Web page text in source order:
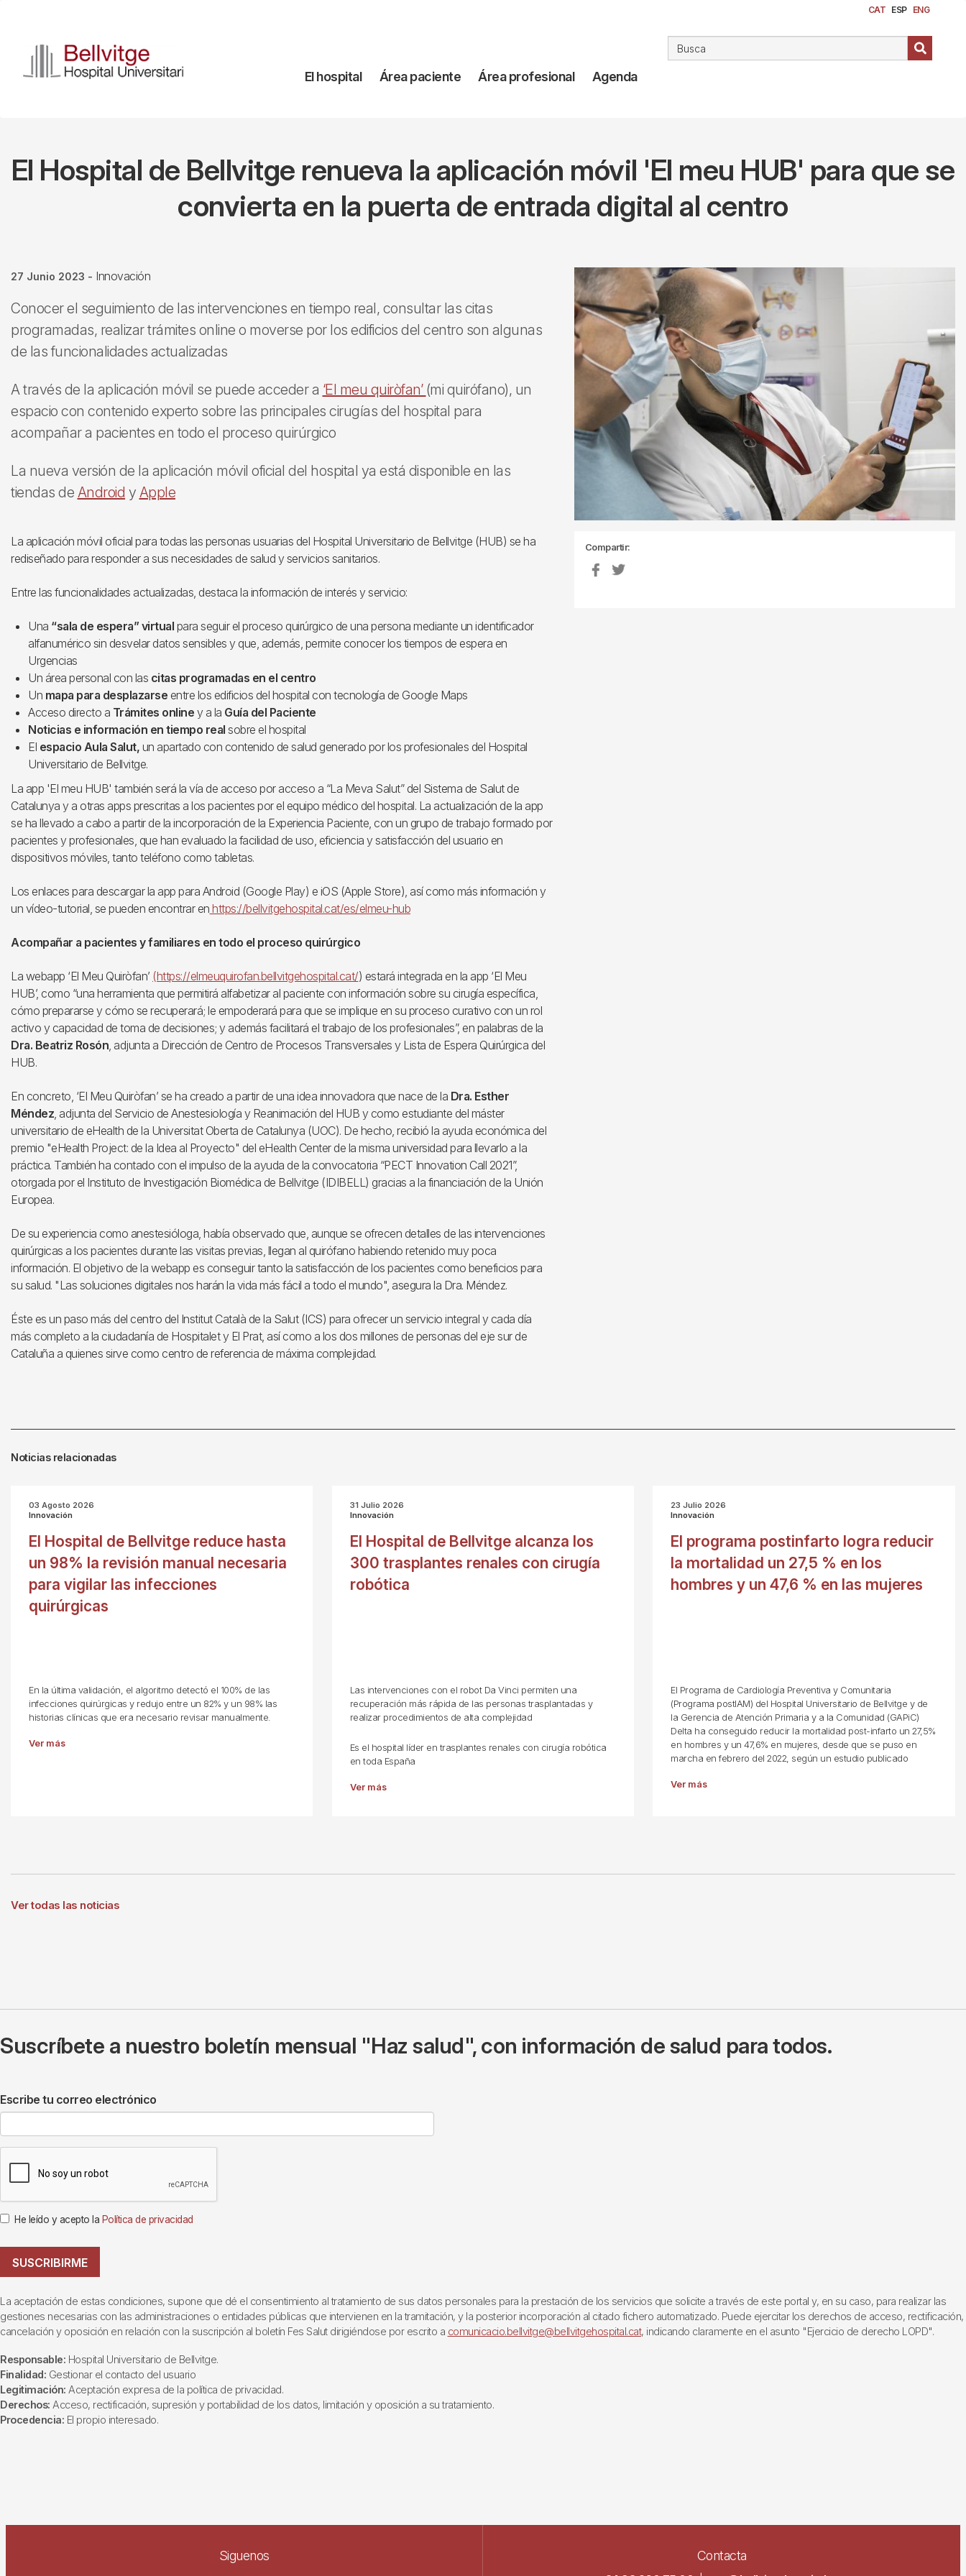
contenido
principal
CAT ESP ENG
Navegación
El hospital Área paciente Área profesional Agenda
El Hospital de Bellvitge renueva la aplicación móvil 'El meu HUB' para que se
convierta en la puerta de entrada digital al centro
27 Junio 2023 - Innovación
Conocer el seguimiento de las intervenciones en tiempo real, consultar las citas
programadas, realizar trámites online o moverse por los edificios del centro son algunas
de las funcionalidades actualizadas
A través de la aplicación móvil se puede acceder a ‘El meu quiròfan’ (mi quirófano), un
espacio con contenido experto sobre las principales cirugías del hospital para
acompañar a pacientes en todo el proceso quirúrgico
La nueva versión de la aplicación móvil oficial del hospital ya está disponible en las
tiendas de Android y Apple
La aplicación móvil oficial para todas las personas usuarias del Hospital Universitario de Bellvitge (HUB) se ha
rediseñado para responder a sus necesidades de salud y servicios sanitarios.
Entre las funcionalidades actualizadas, destaca la información de interés y servicio:
Una “sala de espera” virtual para seguir el proceso quirúrgico de una persona mediante un identificador
alfanumérico sin desvelar datos sensibles y que, además, permite conocer los tiempos de espera en
Urgencias
Un área personal con las citas programadas en el centro
Un mapa para desplazarse entre los edificios del hospital con tecnología de Google Maps
Acceso directo a Trámites online y a la Guía del Paciente
Noticias e información en tiempo real sobre el hospital
El espacio Aula Salut, un apartado con contenido de salud generado por los profesionales del Hospital
Universitario de Bellvitge.
La app 'El meu HUB' también será la vía de acceso por acceso a “La Meva Salut” del Sistema de Salut de
Catalunya y a otras apps prescritas a los pacientes por el equipo médico del hospital. La actualización de la app
se ha llevado a cabo a partir de la incorporación de la Experiencia Paciente, con un grupo de trabajo formado por
pacientes y profesionales, que han evaluado la facilidad de uso, eficiencia y satisfacción del usuario en
dispositivos móviles, tanto teléfono como tabletas.
Los enlaces para descargar la app para Android (Google Play) e iOS (Apple Store), así como más información y
un vídeo-tutorial, se pueden encontrar en https://bellvitgehospital.cat/es/elmeu-hub
Acompañar a pacientes y familiares en todo el proceso quirúrgico
La webapp ‘El Meu Quiròfan’ (https://elmeuquirofan.bellvitgehospital.cat/) estará integrada en la app ‘El Meu
HUB’, como “una herramienta que permitirá alfabetizar al paciente con información sobre su cirugía específica,
cómo prepararse y cómo se recuperará; le empoderará para que se implique en su proceso curativo con un rol
activo y capacidad de toma de decisiones; y además facilitará el trabajo de los profesionales”, en palabras de la
Dra. Beatriz Rosón, adjunta a Dirección de Centro de Procesos Transversales y Lista de Espera Quirúrgica del
HUB.
En concreto, ‘El Meu Quiròfan’ se ha creado a partir de una idea innovadora que nace de la Dra. Esther
Méndez, adjunta del Servicio de Anestesiología y Reanimación del HUB y como estudiante del máster
universitario de eHealth de la Universitat Oberta de Catalunya (UOC). De hecho, recibió la ayuda económica del
premio "eHealth Project: de la Idea al Proyecto" del eHealth Center de la misma universidad para llevarlo a la
práctica. También ha contado con el impulso de la ayuda de la convocatoria “PECT Innovation Call 2021”,
otorgada por el Instituto de Investigación Biomédica de Bellvitge (IDIBELL) gracias a la financiación de la Unión
Europea.
De su experiencia como anestesióloga, había observado que, aunque se ofrecen detalles de las intervenciones
quirúrgicas a los pacientes durante las visitas previas, llegan al quirófano habiendo retenido muy poca
información. El objetivo de la webapp es conseguir tanto la satisfacción de los pacientes como beneficios para
su salud. "Las soluciones digitales nos harán la vida más fácil a todo el mundo", asegura la Dra. Méndez.
Éste es un paso más del centro del Institut Català de la Salut (ICS) para ofrecer un servicio integral y cada día
más completo a la ciudadanía de Hospitalet y El Prat, así como a los dos millones de personas del eje sur de
Cataluña a quienes sirve como centro de referencia de máxima complejidad.
Compartir:
Noticias relacionadas
03 Agosto 2026
Innovación
El Hospital de Bellvitge reduce hasta
un 98% la revisión manual necesaria
para vigilar las infecciones
quirúrgicas
En la última validación, el algoritmo detectó el 100% de las
infecciones quirúrgicas y redujo entre un 82% y un 98% las
historias clínicas que era necesario revisar manualmente.
Ver más
31 Julio 2026
Innovación
El Hospital de Bellvitge alcanza los
300 trasplantes renales con cirugía
robótica
Las intervenciones con el robot Da Vinci permiten una
recuperación más rápida de las personas trasplantadas y
realizar procedimientos de alta complejidad
Es el hospital líder en trasplantes renales con cirugía robótica
en toda España
Ver más
23 Julio 2026
Innovación
El programa postinfarto logra reducir
la mortalidad un 27,5 % en los
hombres y un 47,6 % en las mujeres
El Programa de Cardiología Preventiva y Comunitaria
(Programa postIAM) del Hospital Universitario de Bellvitge y de
la Gerencia de Atención Primaria y a la Comunidad (GAPiC)
Delta ha conseguido reducir la mortalidad post-infarto un 27,5%
en hombres y un 47,6% en mujeres, desde que se puso en
marcha en febrero del 2022, según un estudio publicado
Ver más
Ver todas las noticias
Suscríbete a nuestro boletín mensual "Haz salud", con información de salud para todos.
Escribe tu correo electrónico
He leído y acepto la Política de privacidad
SUSCRIBIRME
La aceptación de estas condiciones, supone que dé el consentimiento al tratamiento de sus datos personales para la prestación de los servicios que solicite a través de este portal y, en su caso, para realizar las
gestiones necesarias con las administraciones o entidades públicas que intervienen en la tramitación, y la posterior incorporación al citado fichero automatizado. Puede ejercitar los derechos de acceso, rectificación,
cancelación y oposición en relación con la suscripción al boletín Fes Salut dirigiéndose por escrito a comunicacio.bellvitge@bellvitgehospital.cat, indicando claramente en el asunto "Ejercicio de derecho LOPD".
Responsable: Hospital Universitario de Bellvitge.
Finalidad: Gestionar el contacto del usuario
Legitimación: Aceptación expresa de la política de privacidad.
Derechos: Acceso, rectificación, supresión y portabilidad de los datos, limitación y oposición a su tratamiento.
Procedencia: El propio interesado.
Siguenos Contacta